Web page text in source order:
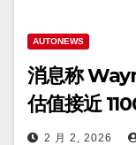
AUTONEWS
消息称
估值接近
2 月 2, 2026